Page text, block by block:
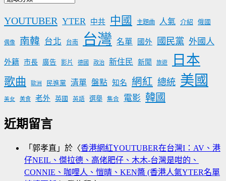
分
YOUTUBER YTER 中共 中國 主題曲 人氣 介紹 俄國
偶像 南韓 台北 台南 台灣 名單 國外 國民黨 外國人
外籍 市長 廣告 影片 德國 政治 新住民 新聞 旅遊 日本
歌曲 歐洲 民進黨 清單 盤點 知名 網紅 總統 美國
美女 美食 老外 英國 英語 選舉 集合 電影 韓國
近期留言
「 郭孝直 」於〈香港網紅YOUTUBER在台灣I：AV、港
仔NEIL、傑拉德、高佬肥仔、木木-台灣是咁的、
CONNIE、咖哩人、愷晴、KEN醬 (香港人氣YTER名單